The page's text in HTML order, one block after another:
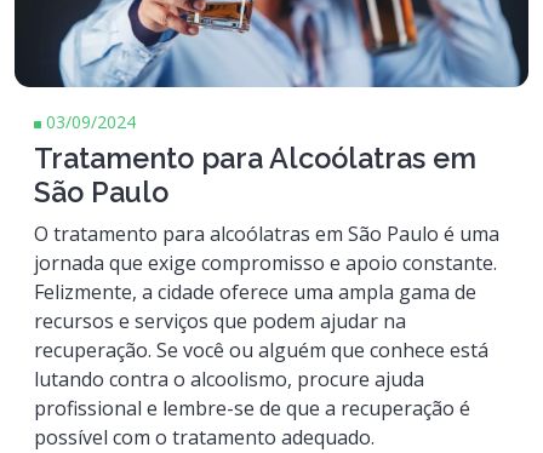
03/09/2024
Tratamento para Alcoólatras em
São Paulo
O tratamento para alcoólatras em São Paulo é uma
jornada que exige compromisso e apoio constante.
Felizmente, a cidade oferece uma ampla gama de
recursos e serviços que podem ajudar na
recuperação. Se você ou alguém que conhece está
lutando contra o alcoolismo, procure ajuda
profissional e lembre-se de que a recuperação é
possível com o tratamento adequado.